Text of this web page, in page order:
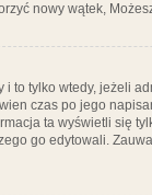
nowy wątek,
tylko wtedy, jeżeli
czas po jego
ta wyświetli się
go edytowali.